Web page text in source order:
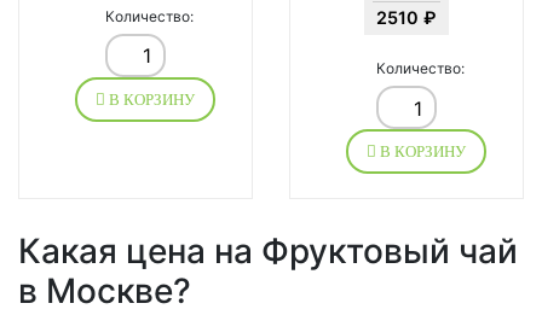
Количество:
В КОРЗИНУ
2510 ₽
Количество:
В КОРЗИНУ
Какая цена на Фруктовый чай
в Москве?